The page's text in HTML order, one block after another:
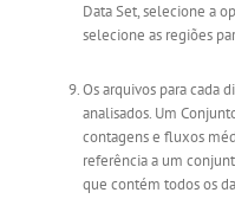
Data Set, selecione a
selecione as regiões
Os arquivos para cada
analisados. Um
contagens e fluxos
referência a um
que contém todos os